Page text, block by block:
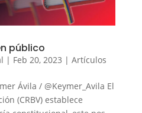
público
| Feb 20, 2023 | Artículos
Ávila / @Keymer_Avila El
(CRBV) establece